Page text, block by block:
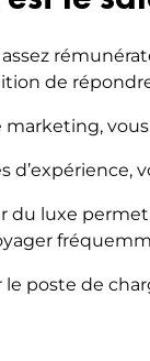
de
marketing,
du luxe
le poste de